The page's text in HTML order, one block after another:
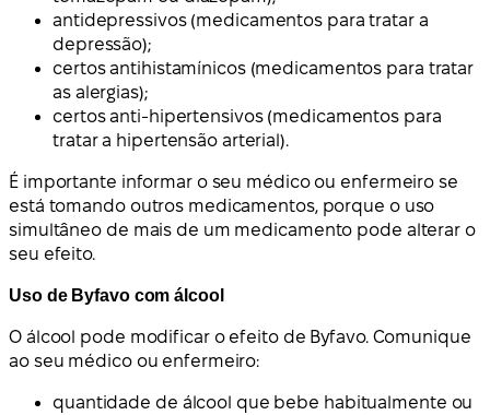
antidepressivos (medicamentos para tratar a
depressão);
certos antihistamínicos (medicamentos para tratar
as alergias);
certos anti-hipertensivos (medicamentos para
tratar a hipertensão arterial).
É importante informar o seu médico ou enfermeiro se
está tomando outros medicamentos, porque o uso
simultâneo de mais de um medicamento pode alterar o
seu efeito.
Uso de Byfavo com álcool
O álcool pode modificar o efeito de Byfavo. Comunique
ao seu médico ou enfermeiro:
quantidade de álcool que bebe habitualmente ou